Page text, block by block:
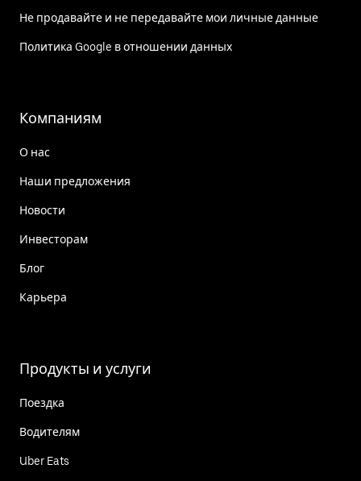
Не продавайте и не передавайте мои личные данные
Политика Google в отношении данных
Компаниям
О нас
Наши предложения
Новости
Инвесторам
Блог
Карьера
Продукты и услуги
Поездка
Водителям
Uber Eats